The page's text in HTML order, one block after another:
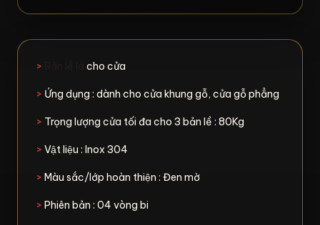
> cho cửa
> Ứng dụng : dành cho cửa khung gỗ, cửa gỗ phẳng
> Trọng lượng cửa tối đa cho 3 bản lề : 80Kg
> Vật liệu : Inox 304
> Màu sắc/lớp hoàn thiện : Đen mờ
> Phiên bản : 04 vòng bi